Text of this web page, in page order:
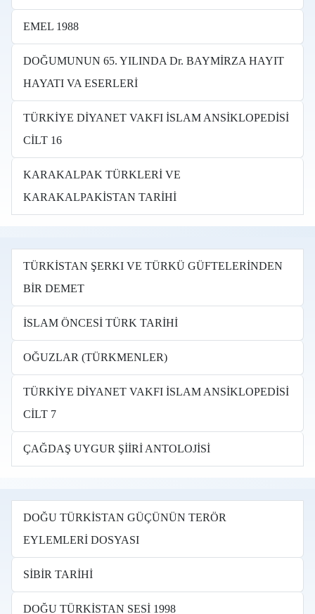
EMEL 1988
DOĞUMUNUN 65. YILINDA Dr. BAYMİRZA HAYIT
HAYATI VA ESERLERİ
TÜRKİYE DİYANET VAKFI İSLAM ANSİKLOPEDİSİ
CİLT 16
KARAKALPAK TÜRKLERİ VE
KARAKALPAKİSTAN TARİHİ
TÜRKİSTAN ŞERKI VE TÜRKÜ GÜFTELERİNDEN
BİR DEMET
İSLAM ÖNCESİ TÜRK TARİHİ
OĞUZLAR (TÜRKMENLER)
TÜRKİYE DİYANET VAKFI İSLAM ANSİKLOPEDİSİ
CİLT 7
ÇAĞDAŞ UYGUR ŞİİRİ ANTOLOJİSİ
DOĞU TÜRKİSTAN GÜÇÜNÜN TERÖR
EYLEMLERİ DOSYASI
SİBİR TARİHİ
DOĞU TÜRKİSTAN SESİ 1998